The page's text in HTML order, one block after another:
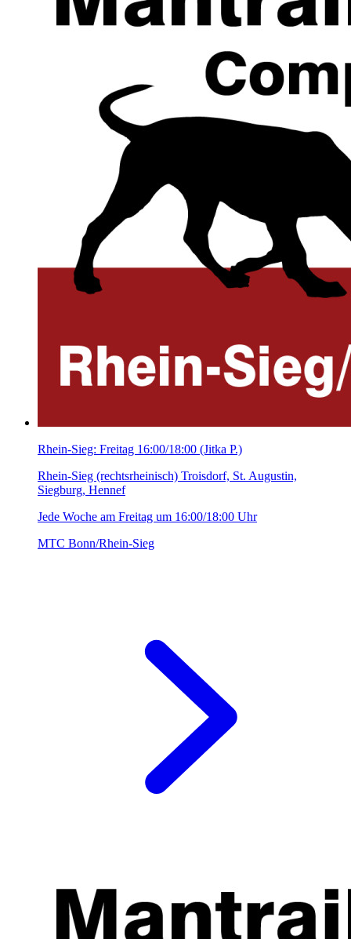
Rhein-Sieg: Freitag 16:00/18:00 (Jitka P.)
Rhein-Sieg (rechtsrheinisch) Troisdorf, St. Augustin,
Siegburg, Hennef
Jede Woche am Freitag um 16:00/18:00 Uhr
MTC Bonn/Rhein-Sieg